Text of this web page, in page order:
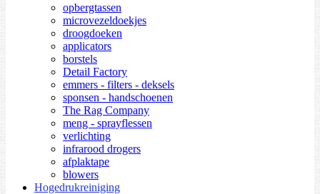
opbergtassen
microvezeldoekjes
droogdoeken
applicators
borstels
Detail Factory
emmers - filters - deksels
sponsen - handschoenen
The Rag Company
meng - sprayflessen
verlichting
infrarood drogers
afplaktape
blowers
Hogedrukreiniging